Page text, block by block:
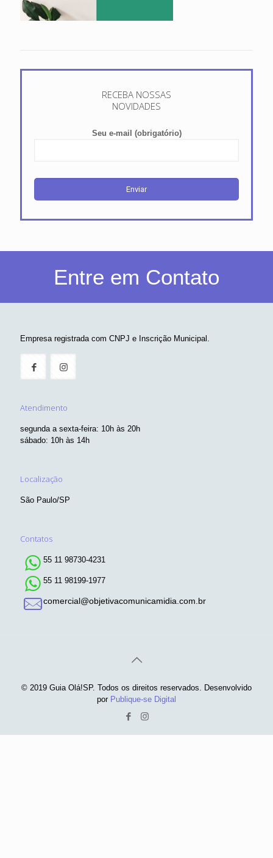
RECEBA NOSSAS
NOVIDADES
Seu e-mail (obrigatório)
Entre em Contato
Empresa registrada com CNPJ e Inscrição Municipal.
Atendimento
segunda a sexta-feira: 10h às 20h
sábado: 10h às 14h
Localização
São Paulo/SP
Contatos
55 11 98730-4231
55 11 98199-1977
comercial@objetivacomunicamidia.com.br
© 2019 Guia Olá!SP. Todos os direitos reservados. Desenvolvido
por Publique-se Digital